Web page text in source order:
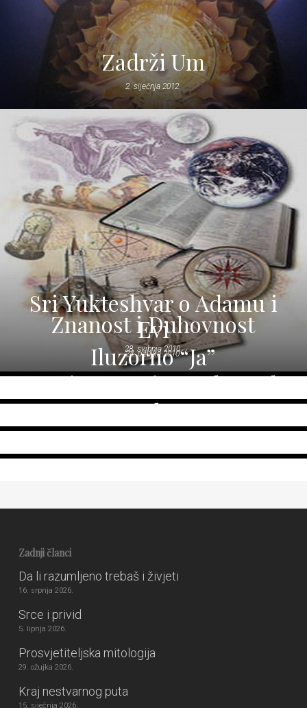
Zadrži Um
2. siječnja 2012.
Znanost i Duhovnost
28. svibnja 2010.
Sri Yukteshvar o Adamu i
Evi
24. ožujka 2010.
Iluzorno “Ja”
Znanjem protiv predrasuda
Kontrola uma
Zadnji članci
Da li razumljeno trebaš i živjeti
16. srpnja 2026.
Srce i privid
5. lipnja 2026.
Prosvjetiteljska mitologija
29. ožujka 2026.
Kraj nestvarnog puta
15. siječnja 2026.